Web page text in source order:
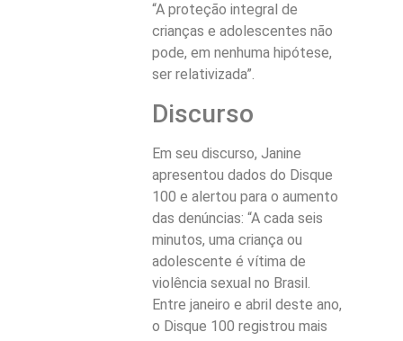
“A proteção integral de
crianças e adolescentes não
pode, em nenhuma hipótese,
ser relativizada”.
Discurso
Em seu discurso, Janine
apresentou dados do Disque
100 e alertou para o aumento
das denúncias: “A cada seis
minutos, uma criança ou
adolescente é vítima de
violência sexual no Brasil.
Entre janeiro e abril deste ano,
o Disque 100 registrou mais